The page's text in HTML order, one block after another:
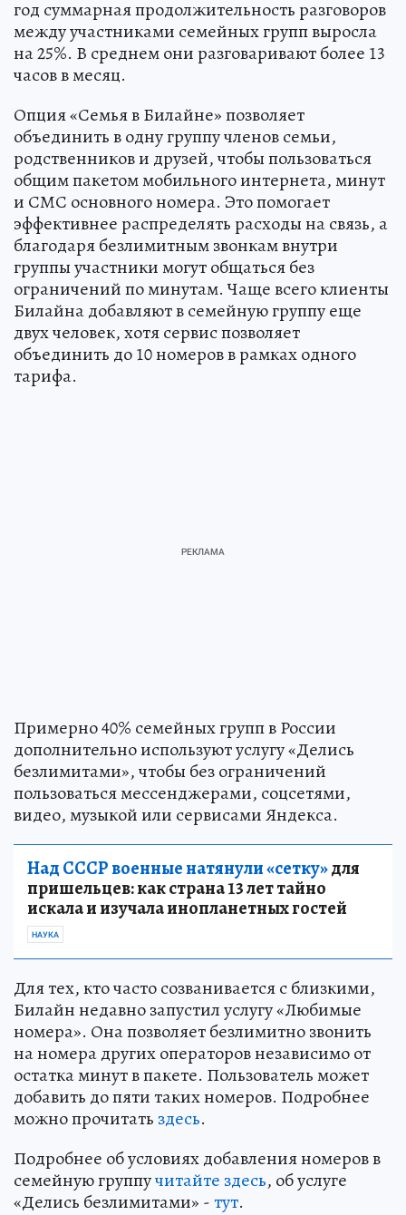
год суммарная продолжительность разговоров
между участниками семейных групп выросла
на 25%. В среднем они разговаривают более 13
часов в месяц.
Опция «Семья в Билайне» позволяет
объединить в одну группу членов семьи,
родственников и друзей, чтобы пользоваться
общим пакетом мобильного интернета, минут
и СМС основного номера. Это помогает
эффективнее распределять расходы на связь, а
благодаря безлимитным звонкам внутри
группы участники могут общаться без
ограничений по минутам. Чаще всего клиенты
Билайна добавляют в семейную группу еще
двух человек, хотя сервис позволяет
объединить до 10 номеров в рамках одного
тарифа.
Примерно 40% семейных групп в России
дополнительно используют услугу «Делись
безлимитами», чтобы без ограничений
пользоваться мессенджерами, соцсетями,
видео, музыкой или сервисами Яндекса.
Над СССР военные натянули «сетку»для
пришельцев: как страна 13 лет тайно
искала и изучала инопланетных гостей
НАУКА
Для тех, кто часто созванивается с близкими,
Билайн недавно запустил услугу «Любимые
номера». Она позволяет безлимитно звонить
на номера других операторов независимо от
остатка минут в пакете. Пользователь может
добавить до пяти таких номеров. Подробнее
можно прочитать здесь.
Подробнее об условиях добавления номеров в
семейную группучитайте здесь, об услуге
«Делись безлимитами» -тут.